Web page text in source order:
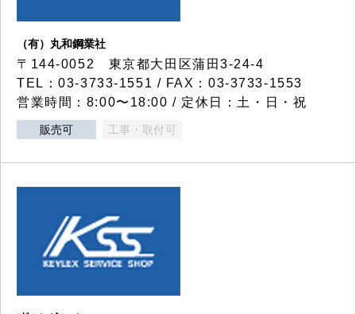
（有）丸和鋼業社
〒144-0052 東京都大田区蒲田3-24-4
TEL：03-3733-1551 / FAX：03-3733-1553
営業時間：8:00〜18:00 / 定休日：土・日・祝
販売可 工事・取付可